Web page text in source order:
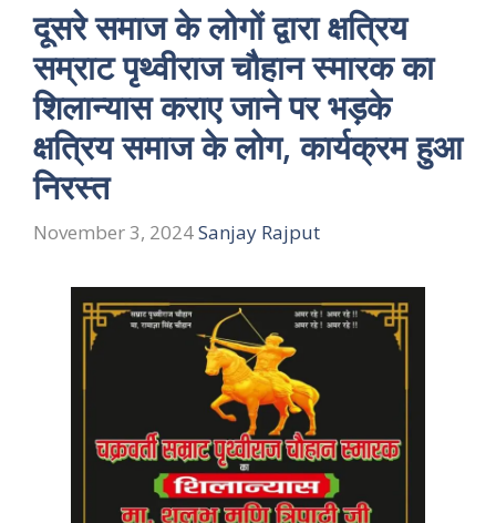
दूसरे समाज के लोगों द्वारा क्षत्रिय
सम्राट पृथ्वीराज चौहान स्मारक का
शिलान्यास कराए जाने पर भड़के
क्षत्रिय समाज के लोग, कार्यक्रम हुआ
निरस्त
November 3, 2024Sanjay Rajput